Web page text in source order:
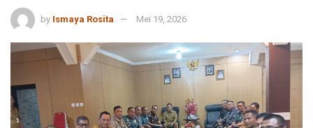
by Ismaya Rosita Mei 19, 2026